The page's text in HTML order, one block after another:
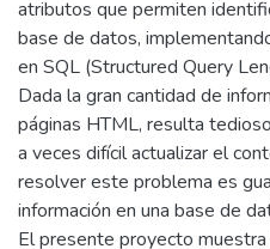
atributos que permiten
base de datos,
en SQL (Structured Query
Dada la gran cantidad de
páginas HTML, resulta
a veces difícil actualizar el
resolver este problema es
información en una base de
El presente proyecto